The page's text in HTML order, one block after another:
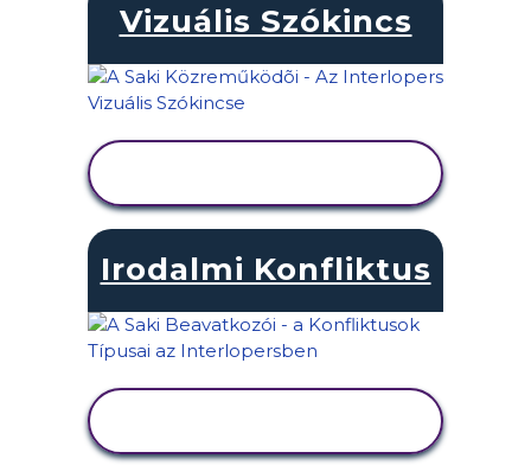
Vizuális Szókincs
Irodalmi Konfliktus